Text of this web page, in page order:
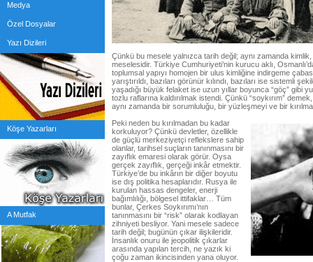
Medya
Özel Dosyalar
Yazı Dizileri
Köşe Yazarları
A Mutfak
Çünkü bu mesele yalnızca tarih değil; aynı zamanda
meselesidir. Türkiye Cumhuriyeti’nin kurucu aklı,
toplumsal yapıyı homojen bir ulus kimliğine indirgeme
yarıştırıldı, bazıları görünür kılındı, bazıları ise sistemli
yaşadığı büyük felaket ise uzun yıllar boyunca “göç” gibi
tozlu raflarına kaldırılmak istendi. Çünkü “soykırım”
aynı zamanda bir sorumluluğu, bir yüzleşmeyi ve bir
Peki neden bu kırılmadan bu kadar
korkuluyor? Çünkü devletler, özellikle
de güçlü merkeziyetçi reflekslere sahip
olanlar, tarihsel suçların tanınmasını bir
zayıflık emaresi olarak görür. Oysa
gerçek zayıflık, gerçeği inkâr etmektir.
Türkiye’de bu inkârın bir diğer boyutu
ise dış politika hesaplarıdır. Rusya ile
kurulan hassas dengeler, enerji
bağımlılığı, bölgesel ittifaklar… Tüm
bunlar, Çerkes Soykırımı’nın
tanınmasını bir “risk” olarak kodlayan
zihniyeti besliyor. Yani mesele sadece
tarih değil; bugünün çıkar ilişkileridir.
İnsanlık onuru ile jeopolitik çıkarlar
arasında yapılan tercih, ne yazık ki
çoğu zaman ikincisinden yana oluyor.